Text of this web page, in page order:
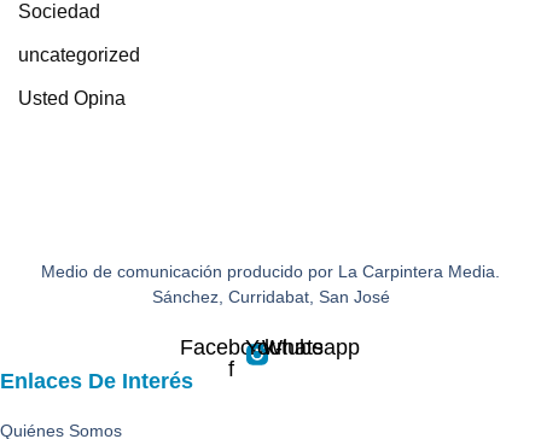
Sociedad
uncategorized
Usted Opina
Medio de comunicación producido por La Carpintera Media.
Sánchez, Curridabat, San José
Facebook-
f
Youtube
Whatsapp
Enlaces De Interés
Quiénes Somos